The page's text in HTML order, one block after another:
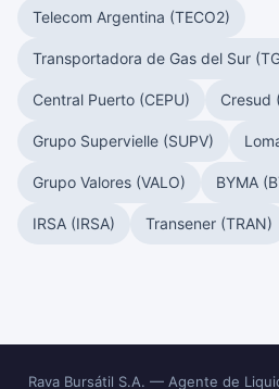
Telecom Argentina (TECO2)
Transportadora de Gas del Sur
Central Puerto (CEPU) Cresud
Grupo Supervielle (SUPV)
Grupo Valores (VALO) BYMA
IRSA (IRSA) Transener (TRAN)
Rava Bursátil S.A. — Agente de